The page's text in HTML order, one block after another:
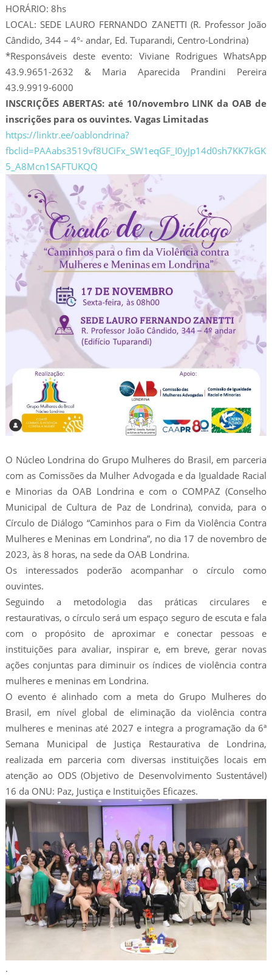
HORÁRIO: 8hs
LOCAL: SEDE LAURO FERNANDO ZANETTI (R. Professor João
Cândido, 344 – 4°- andar, Ed. Tuparandi, Centro-Londrina)
*Responsáveis deste evento: Viviane Rodrigues WhatsApp
43.9.9651-2632 & Maria Aparecida Prandini Pereira
43.9.9919-6000
INSCRIÇÕES ABERTAS: até 10/novembro LINK da OAB de
inscrições para os ouvintes. Vagas Limitadas
https://linktr.ee/oablondrina?
fbclid=PAAabs3519vf8UCiFx_SW1eqGF_I0yJp14d0sh7KK7kGK
5_A8Mcn1SAFTUKQQ
O Núcleo Londrina do Grupo Mulheres do Brasil, em parceria
com as Comissões da Mulher Advogada e da Igualdade Racial
e Minorias da OAB Londrina e com o COMPAZ (Conselho
Municipal de Cultura de Paz de Londrina), convida, para o
Círculo de Diálogo “Caminhos para o Fim da Violência Contra
Mulheres e Meninas em Londrina”, no dia 17 de novembro de
2023, às 8 horas, na sede da OAB Londrina.
Os interessados poderão acompanhar o círculo como
ouvintes.
Seguindo a metodologia das práticas circulares e
restaurativas, o círculo será um espaço seguro de escuta e fala
com o propósito de aproximar e conectar pessoas e
instituições para avaliar, inspirar e, em breve, gerar novas
ações conjuntas para diminuir os índices de violência contra
mulheres e meninas em Londrina.
O evento é alinhado com a meta do Grupo Mulheres do
Brasil, em nível global de eliminação da violência contra
mulheres e meninas até 2027 e integra a programação da 6ª
Semana Municipal de Justiça Restaurativa de Londrina,
realizada em parceria com diversas instituições locais em
atenção ao ODS (Objetivo de Desenvolvimento Sustentável)
16 da ONU: Paz, Justiça e Instituições Eficazes.
.